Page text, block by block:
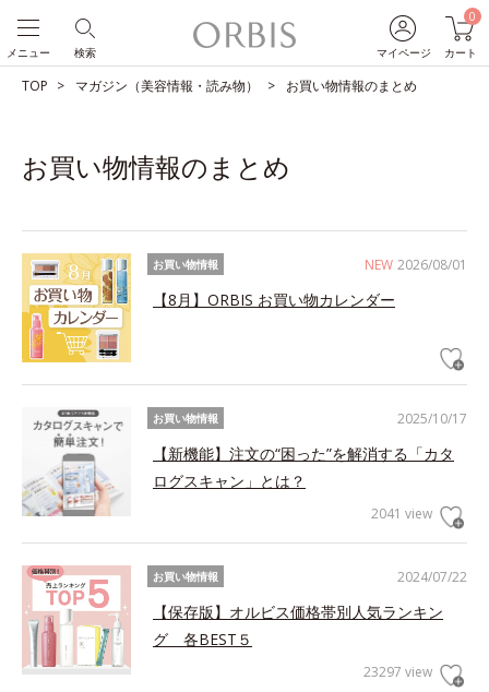
マイページ
0
カート
検索
メニュー
TOP マガジン（美容情報・読み物） お買い物情報のまとめ
お買い物情報のまとめ
NEW 2026/08/01
お買い物情報
【8月】ORBIS お買い物カレンダー
2025/10/17
お買い物情報
【新機能】注文の“困った”を解消する「カタ
ログスキャン」とは？
2041 view
2024/07/22
お買い物情報
【保存版】オルビス価格帯別人気ランキン
グ 各BEST５
23297 view